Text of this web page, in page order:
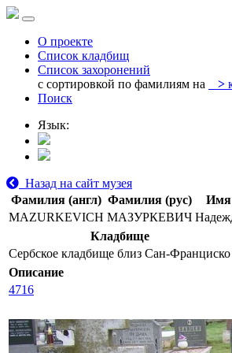
О проекте
Список кладбищ
Список захоронений
с сортировкой по фамилиям на
>
Поиск
Язык:
Назад на сайт музея
Фамилия (англ) Фамилия (рус) Имя
MAZURKEVICH МАЗУРКЕВИЧ
Кладбище
Сербское кладбище близ Сан-Франциско
Описание
4716